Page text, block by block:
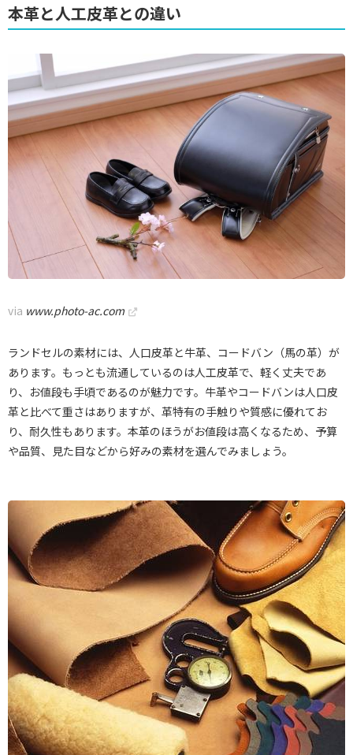
本革と人工皮革との違い
via www.photo-ac.com
ランドセルの素材には、人口皮革と牛革、コードバン（馬の革）が
あります。もっとも流通しているのは人工皮革で、軽く丈夫であ
り、お値段も手頃であるのが魅力です。牛革やコードバンは人口皮
革と比べて重さはありますが、革特有の手触りや質感に優れてお
り、耐久性もあります。本革のほうがお値段は高くなるため、予算
や品質、見た目などから好みの素材を選んでみましょう。